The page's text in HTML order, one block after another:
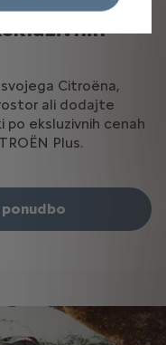
Citroëna,
ali dodajte
po eksluzivnih cenah
Plus.